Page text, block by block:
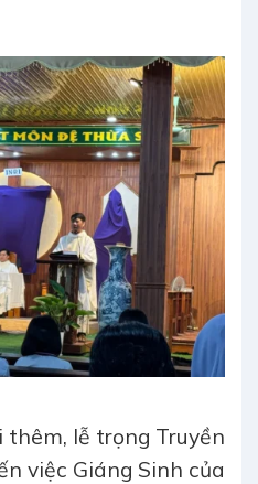
thêm, lễ trọng Truyền
việc Giáng Sinh của